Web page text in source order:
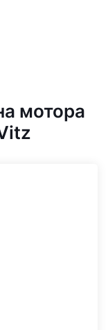
мотора